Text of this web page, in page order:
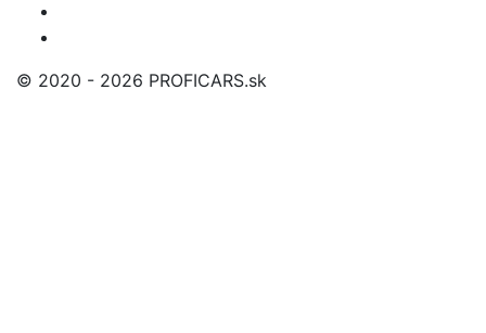
© 2020 - 2026 PROFICARS.sk